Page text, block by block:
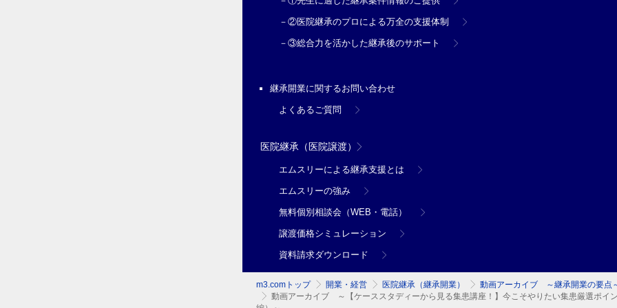
－②医院継承のプロによる万全の支援体制
－③総合力を活かした継承後のサポート
継承開業に関するお問い合わせ
よくあるご質問
医院継承（医院譲渡）
エムスリーによる継承支援とは
エムスリーの強み
無料個別相談会（WEB・電話）
譲渡価格シミュレーション
資料請求ダウンロード
m3.comトップ 開業・経営 医院継承（継承開業）
動画アーカイブ ～継承開業の要点
動画アーカイブ ～【ケーススタディーから見る集患講座！】今こそやりたい集患厳選ポイ